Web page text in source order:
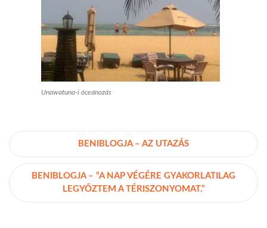
Unawatuna-i óceánozás
BENIBLOGJA – AZ UTAZÁS
BENIBLOGJA – “A NAP VÉGÉRE GYAKORLATILAG
LEGYŐZTEM A TÉRISZONYOMAT.”